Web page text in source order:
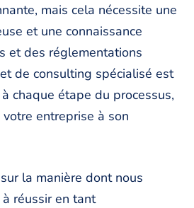
mais cela nécessite une
et une connaissance
et des réglementations
de consulting spécialisé est
chaque étape du processus,
entreprise à son
la manière dont nous
réussir en tant